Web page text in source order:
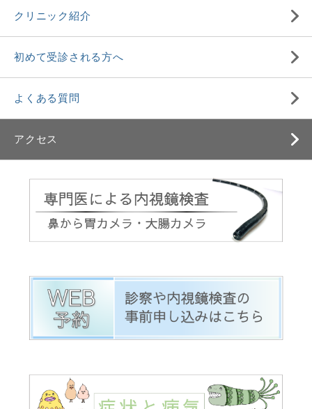
クリニック紹介
初めて受診される方へ
よくある質問
アクセス